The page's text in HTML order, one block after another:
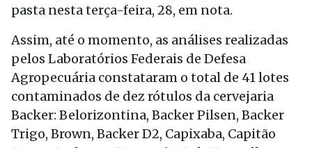
pasta nesta terça-feira, 28, em nota.
Assim, até o momento, as análises realizadas
pelos Laboratórios Federais de Defesa
Agropecuária constataram o total de 41 lotes
contaminados de dez rótulos da cervejaria
Backer: Belorizontina, Backer Pilsen, Backer
Trigo, Brown, Backer D2, Capixaba, Capitão